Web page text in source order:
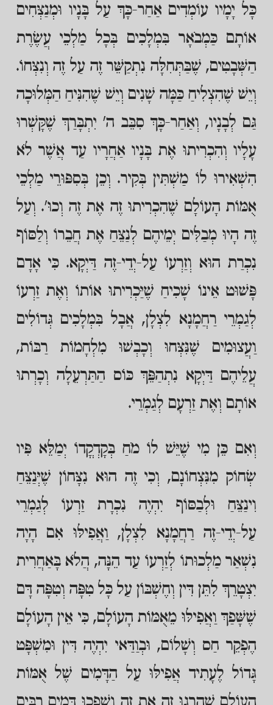
כָּל יָמָיו עוֹמְדִים אַחַר-כָּךְ עַל בָּנָיו וּמְנַצְּחִים
אוֹתָם כַּמְבֹאָר בִּמְלָכִים בְּכָל מַלְכֵי עֲשֶׂרֶת
הַשְּׁבָטִים, שֶׁבַּתְּחִלָּה נִתְקַשֵּׁר זֶה עַל זֶה וְנִצְּחוֹ.
וְיֵשׁ שֶׁהִצְלִיחַ כַּמָּה שָׁנִים וְיֵשׁ שֶׁהִנִּיחַ הַמְּלוּכָה
גַּם לְבָנָיו, וְאַחַר-כָּךְ סִבֵּב ה' יִתְבָּרַךְ שֶׁקָּשְׁרוּ
עָלָיו וְהִכְרִיתוּ אֶת בָּנָיו אַחֲרָיו עַד אֲשֶׁר לֹא
הִשְׁאִירוּ לוֹ מַשְׁתִּין בְּקִיר. וְכֵן בְּסִפּוּרֵי מַלְכֵי
אֻמּוֹת הָעוֹלָם שֶׁהִכְרִיתוּ זֶה אֶת זֶה וְכוּ'. וְעַל
זֶה הָיוּ מְבַלִּים יְמֵיהֶם לְנַצֵּחַ אֶת חֲבֵרוֹ וְלַסּוֹף
נִכְרַת הוּא וְזַרְעוֹ עַל-יְדֵי-זֶה דַּיְקָא. כִּי אָדָם
פָּשׁוּט אֵינוֹ שָׁכִיחַ שֶׁיַּכְרִיתוּ אוֹתוֹ וְאֶת זַרְעוֹ
לְגַמְרֵי רַחֲמָנָא לִצְלָן, אֲבָל בִּמְלָכִים גְּדוֹלִים
וַעֲצוּמִים שֶׁנִּצְּחוּ וְכָבְשׁוּ מִלְחָמוֹת רַבּוֹת,
עֲלֵיהֶם דַּיְקָא נִתְהַפֵּךְ כּוֹס הַתַּרְעֵלָה וְכָרְתוּ
אוֹתָם וְאֶת זַרְעָם לְגַמְרֵי.
וְאִם כֵּן מִי שֶׁיֵּשׁ לוֹ מֹחַ בְּקָדְקֳדוֹ יְמַלֵּא פִּיו
שְׂחוֹק מִנִּצְחוֹנָם, וְכִי זֶה הוּא נִצָּחוֹן שֶׁיְּנַצֵּחַ
וִינַצֵּחַ וּלְבַסּוֹף יִהְיֶה נִכְרָת זַרְעוֹ לְגַמְרֵי
עַל-יְדֵי-זֶה רַחֲמָנָא לִצְלָן, וַאֲפִילּוּ אִם הָיָה
נִשְׁאַר מַלְכוּתוֹ לְזַרְעוֹ עַד הֵנָּה, הֲלֹא בָּאַחֲרִית
יִצְטָרֵךְ לִתֵּן דִּין וְחֶשְׁבּוֹן עַל כָּל טִפָּה וְטִפָּה דָּם
שֶׁשָּׁפַךְ וַאֲפִילּוּ מֵאֻמּוֹת הָעוֹלָם, כִּי אֵין הָעוֹלָם
הֶפְקֵר חַס וְשָׁלוֹם, וּבְוַדַּאי יִהְיֶה דִּין וּמִשְׁפָּט
גָּדוֹל לֶעָתִיד אֲפִילּוּ עַל הַדָּמִים שֶׁל אֻמּוֹת